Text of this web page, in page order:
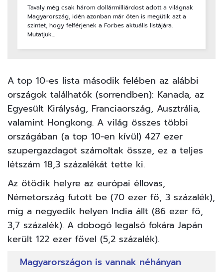
Tavaly még csak három dollármilliárdost adott a világnak
Magyarország, idén azonban már öten is megütik azt a
szintet, hogy felférjenek a Forbes aktuális listájára.
Mutatjuk…
A top 10-es lista második felében az alábbi
országok találhatók (sorrendben): Kanada, az
Egyesült Királyság, Franciaország, Ausztrália,
valamint Hongkong. A világ összes többi
országában (a top 10-en kívül) 427 ezer
szupergazdagot számoltak össze, ez a teljes
létszám 18,3 százalékát tette ki.
Az ötödik helyre az európai éllovas,
Németország futott be (70 ezer fő, 3 százalék),
míg a negyedik helyen India állt (86 ezer fő,
3,7 százalék). A dobogó legalsó fokára Japán
került 122 ezer fővel (5,2 százalék).
Magyarországon is vannak néhányan